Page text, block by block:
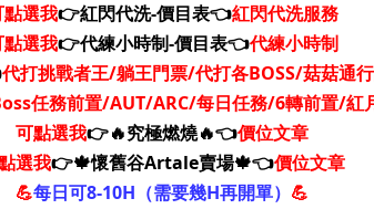
點選我👉紅閃代洗-價目表👈紅閃代洗服務
點選我👉代練小時制-價目表👈代練小時制
代打挑戰者王/躺王門票/代打各BOSS/菇菇通
任務前置/AUT/ARC/每日任務/6轉前置/紅
可點選我👉🔥究極燃燒🔥👈價位文章
選我👉🍁懷舊谷Artale賣場🍁👈價位文章
💪每日可8-10H（需要幾H再開單） 💪